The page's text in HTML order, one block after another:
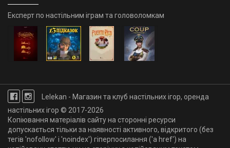
Експерт по настільним іграм та головоломкам
Lelekan - Магазин та клуб настільних ігор, оренда
настільних ігор © 2017-2026
Копіювання матеріалів сайту на сторонні ресурси
допускається тільки за наявності активного, відкритого (без
тегів 'nofollow' і 'noindex') гіперпосилання ('a href') на